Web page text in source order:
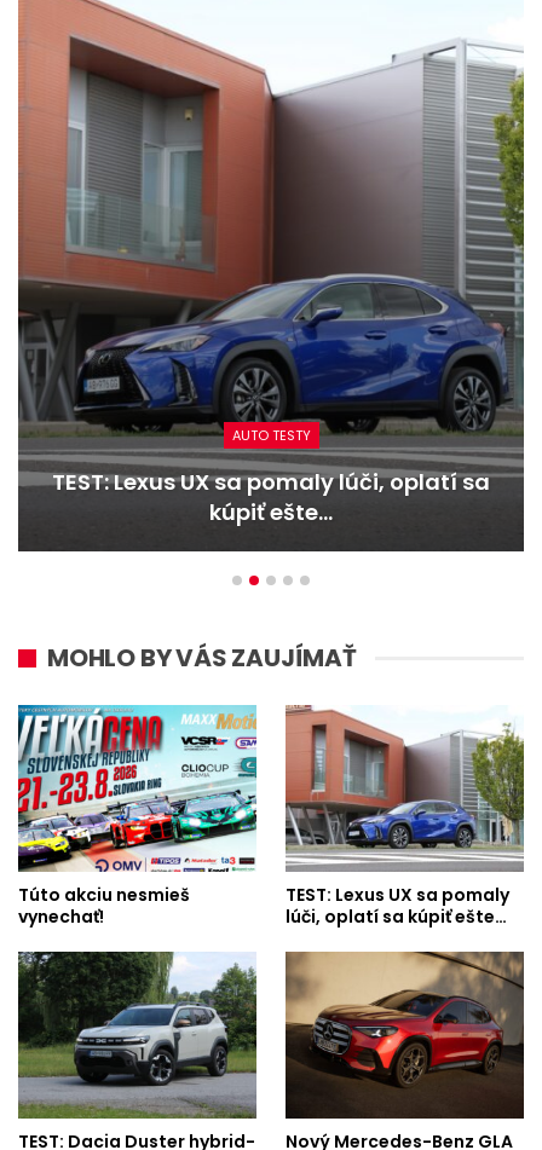
AUTO TESTY
TEST: Dacia Duster hybrid-G 150 4×4 –
Trojitý útok
MOHLO BY VÁS ZAUJÍMAŤ
Túto akciu nesmieš
vynechať!
TEST: Lexus UX sa pomaly
lúči, oplatí sa kúpiť ešte…
TEST: Dacia Duster hybrid-
Nový Mercedes-Benz GLA